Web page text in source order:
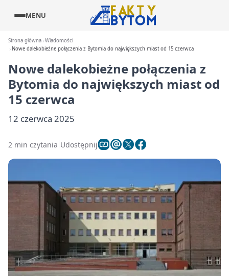
MENU
Strona główna Wiadomości
Nowe dalekobieżne połączenia z Bytomia do największych miast od 15 czerwca
Nowe dalekobieżne połączenia z
Bytomia do największych miast od
15 czerwca
12 czerwca 2025
2 min czytania Udostępnij